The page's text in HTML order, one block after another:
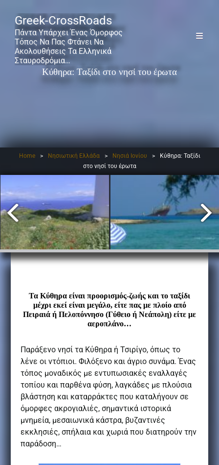
Greek-CrossRoads
Πάντα Υπάρχει Ένας Όμορφος
Τόπος Να Πας Φτάνει Να
Ακολουθήσεις Τα Ελληνικά
Σταυροδρόμια…
Κύθηρα: Ταξίδι στο νησί του έρωτα
Home > Νησιωτική Ελλάδα > Νησιά Ιονίου >
Κύθηρα: Ταξίδι
στο νησί του έρωτα
Τα Κύθηρα είναι προορισμός-ζωής και το ταξίδι
μέχρι εκεί είναι μεγάλο, είτε πας με πλοίο από
Πειραιά ή Πελοπόννησο (Γύθειο ή Νεάπολη) είτε με
αεροπλάνο…
Παράξενο νησί τα Κύθηρα ή Τσιρίγο, όπως το
λένε οι ντόπιοι. Φιλόξενο και άγριο συνάμα. Ένας
τόπος μοναδικός με εντυπωσιακές εναλλαγές
τοπίου και παρθένα φύση, λαγκάδες με πλούσια
βλάστηση και καταρράκτες που καταλήγουν σε
όμορφες ακρογιαλιές, σημαντικά ιστορικά
μνημεία, μεσαιωνικά κάστρα, βυζαντινές
εκκλησιές, σπήλαια και χωριά που διατηρούν την
παράδοση…